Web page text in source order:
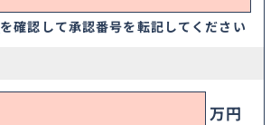
を確認して承認番号を転記してください
万円